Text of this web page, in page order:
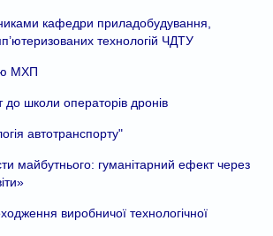
кафедри приладобудування,
технологій ЧДТУ
МХП
до школи операторів дронів
автотранспорту"
майбутнього: гуманітарний ефект через
виробничої технологічної